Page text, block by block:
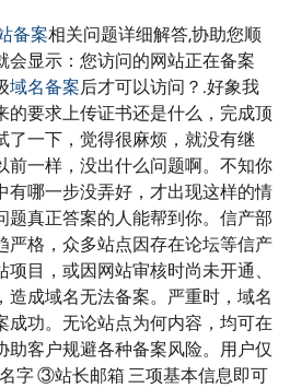
备案相关问题详细解答,协助您顺
会显示：您访问的网站正在备案
域名备案后才可以访问？.好象我
的要求上传证书还是什么，完成顶
了一下，觉得很麻烦，就没有继
前一样，没出什么问题啊。不知你
有哪一步没弄好，才出现这样的情
题真正答案的人能帮到你。信产部
严格，众多站点因存在论坛等信产
目，或因网站审核时尚未开通、
造成域名无法备案。严重时，域名
成功。无论站点为何内容，均可在
助客户规避各种备案风险。用户仅
字 ③站长邮箱 三项基本信息即可